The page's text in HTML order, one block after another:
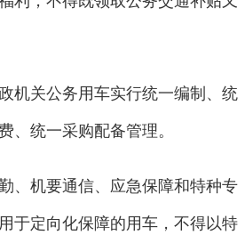
关公务用车实行统一编制、统
、统一采购配备管理。
机要通信、应急保障和特种专
于定向化保障的用车，不得以特